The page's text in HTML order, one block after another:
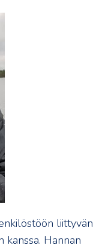
liittyvän
kanssa. Hannan